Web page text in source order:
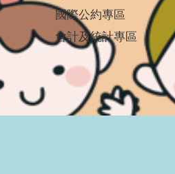
國際公約專區
會計及統計專區